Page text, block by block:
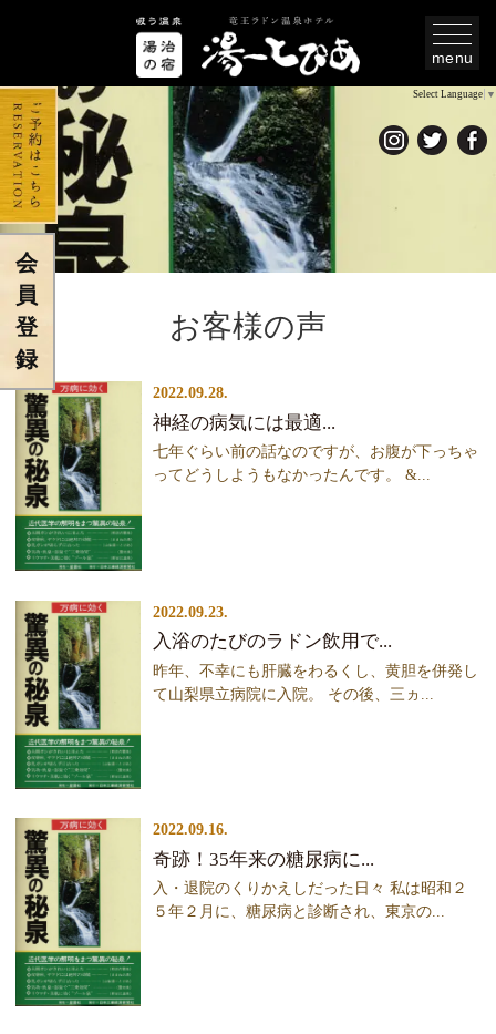
Select Language ▼
menu
お客様の声
2022.09.28.
神経の病気には最適...
七年ぐらい前の話なのですが、お腹が下っちゃ
ってどうしようもなかったんです。 &...
2022.09.23.
入浴のたびのラドン飲用で...
昨年、不幸にも肝臓をわるくし、黄胆を併発し
て山梨県立病院に入院。 その後、三ヵ...
2022.09.16.
奇跡！35年来の糖尿病に...
入・退院のくりかえしだった日々 私は昭和２
５年２月に、糖尿病と診断され、東京の...
会
員
登
録